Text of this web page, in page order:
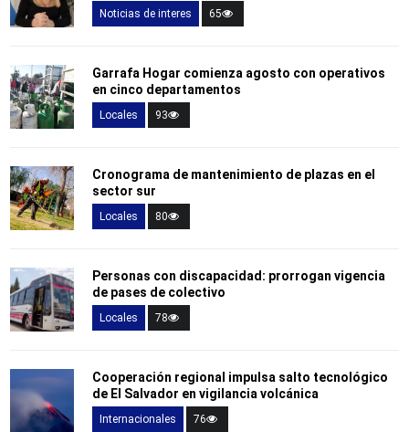
Noticias de interes 65
Garrafa Hogar comienza agosto con operativos
en cinco departamentos
Locales 93
Cronograma de mantenimiento de plazas en el
sector sur
Locales 80
Personas con discapacidad: prorrogan vigencia
de pases de colectivo
Locales 78
Cooperación regional impulsa salto tecnológico
de El Salvador en vigilancia volcánica
Internacionales 76